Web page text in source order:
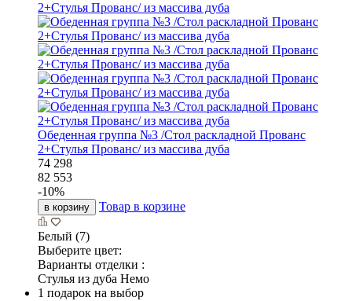
Обеденная группа №3 /Стол раскладной Прованс
2+Стулья Прованс/ из массива дуба
74 298
82 553
-10%
в корзину Товар в корзине
Белый (7)
Выберите цвет:
Варианты отделки :
Стулья из дуба Немо
1 подарок на выбор